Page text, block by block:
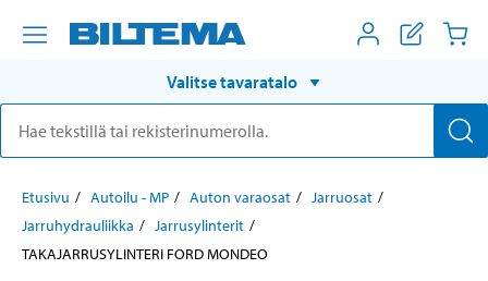
Valitse tavaratalo
Etusivu Autoilu - MP Auton varaosat
Jarruosat
Jarruhydrauliikka
Jarrusylinterit
TAKAJARRUSYLINTERI FORD MONDEO